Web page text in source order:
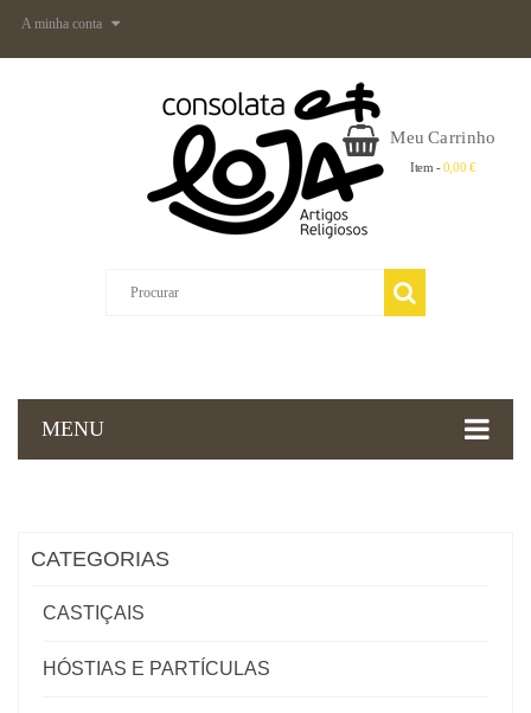
A minha conta
Meu Carrinho
Item - 0,00 €
MENU
CATEGORIAS
CASTIÇAIS
HÓSTIAS E PARTÍCULAS